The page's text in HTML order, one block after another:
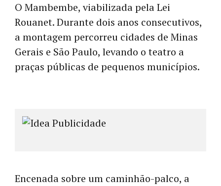
O Mambembe, viabilizada pela Lei
Rouanet. Durante dois anos consecutivos,
a montagem percorreu cidades de Minas
Gerais e São Paulo, levando o teatro a
praças públicas de pequenos municípios.
Encenada sobre um caminhão-palco, a